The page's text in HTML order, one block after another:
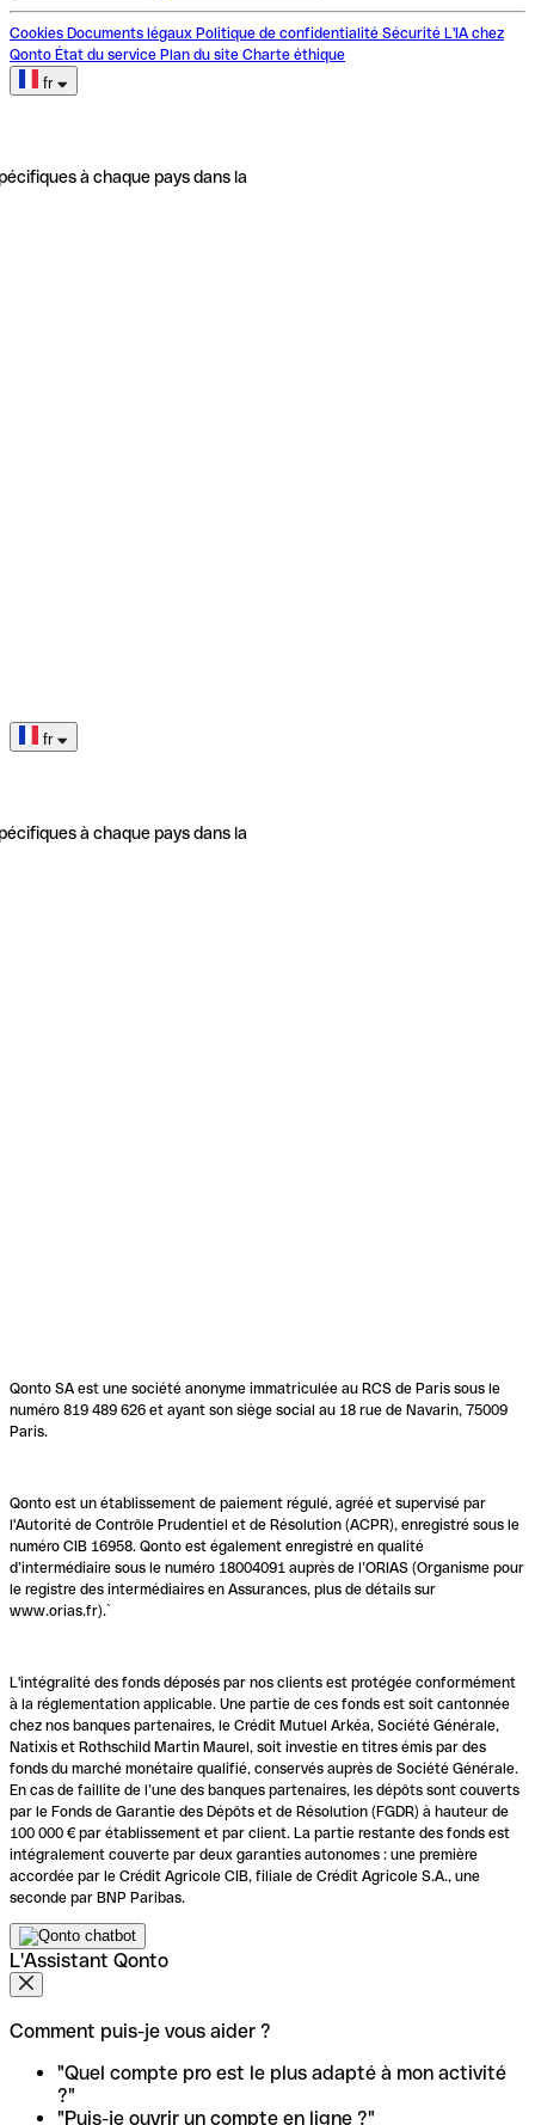
Cookies Documents légaux Politique de confidentialité Sécurité L'IA chez
Qonto État du service Plan du site Charte éthique
fr
à chaque pays dans la
fr
à chaque pays dans la
Qonto SA est une société anonyme immatriculée au RCS de Paris sous le
numéro 819 489 626 et ayant son siège social au 18 rue de Navarin, 75009
Paris.
Qonto est un établissement de paiement régulé, agréé et supervisé par
l'Autorité de Contrôle Prudentiel et de Résolution (ACPR), enregistré sous le
numéro CIB 16958. Qonto est également enregistré en qualité
d’intermédiaire sous le numéro 18004091 auprès de l’ORIAS (Organisme pour
le registre des intermédiaires en Assurances, plus de détails sur
www.orias.fr).`
L'intégralité des fonds déposés par nos clients est protégée conformément
à la réglementation applicable. Une partie de ces fonds est soit cantonnée
chez nos banques partenaires, le Crédit Mutuel Arkéa, Société Générale,
Natixis et Rothschild Martin Maurel, soit investie en titres émis par des
fonds du marché monétaire qualifié, conservés auprès de Société Générale.
En cas de faillite de l’une des banques partenaires, les dépôts sont couverts
par le Fonds de Garantie des Dépôts et de Résolution (FGDR) à hauteur de
100 000 € par établissement et par client. La partie restante des fonds est
intégralement couverte par deux garanties autonomes : une première
accordée par le Crédit Agricole CIB, filiale de Crédit Agricole S.A., une
seconde par BNP Paribas.
L'Assistant Qonto
Comment puis-je vous aider ?
"Quel compte pro est le plus adapté à mon activité
?"
"Puis-je ouvrir un compte en ligne ?"